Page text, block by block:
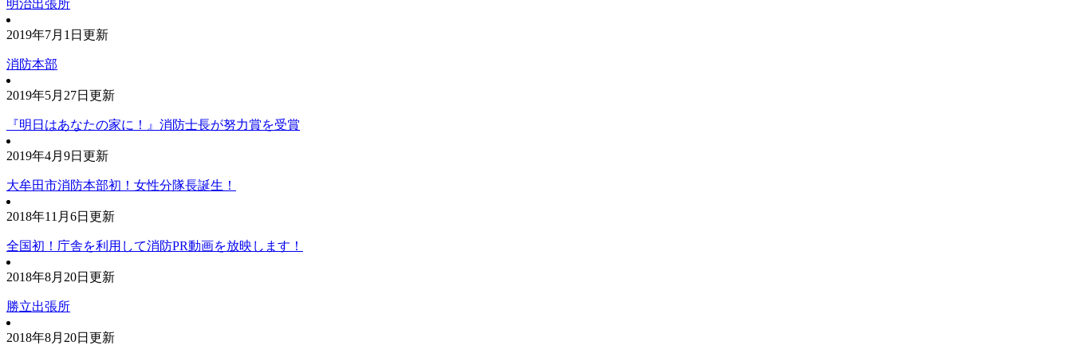
明治出張所
2019年7月1日更新
消防本部
2019年5月27日更新
『明日はあなたの家に！』消防士長が努力賞を受賞
2019年4月9日更新
大牟田市消防本部初！女性分隊長誕生！
2018年11月6日更新
全国初！庁舎を利用して消防PR動画を放映します！
2018年8月20日更新
勝立出張所
2018年8月20日更新